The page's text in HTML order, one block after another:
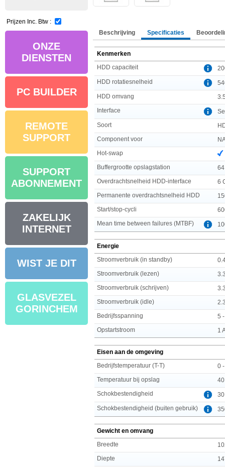
Prijzen Inc. Btw :
ONZE
DIENSTEN
PC BUILDER
REMOTE
SUPPORT
SUPPORT
ABONNEMENT
ZAKELIJK
INTERNET
WIST JE DIT
GLASVEZEL
GORINCHEM
Beschrijving Specificaties
Kenmerken
HDD capaciteit
HDD rotatiesnelheid
HDD omvang
Interface
Soort
Component voor
Hot-swap
Buffergrootte opslagstation
Overdrachtsnelheid HDD-interface
6
Permanente overdrachtsnelheid HDD
Start/stop-cycli
Mean time between failures (MTBF)
Energie
Stroomverbruik (in standby)
Stroomverbruik (lezen)
Stroomverbruik (schrijven)
Stroomverbruik (idle)
Bedrijfsspanning
5
Opstartstroom
1
Eisen aan de omgeving
Bedrijfstemperatuur (T-T)
0
Temperatuur bij opslag
Schokbestendigheid
Schokbestendigheid (buiten gebruik)
Gewicht en omvang
Breedte
Diepte